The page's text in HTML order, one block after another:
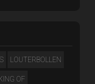
LOUTERBOLLEN
OF